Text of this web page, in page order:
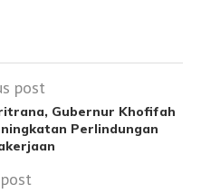
post
Gubernur Khofifah
Perlindungan